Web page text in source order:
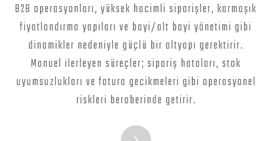
B2B operasyonları, yüksek hacimli siparişler, karmaşık
fiyatlandırma yapıları ve bayi/alt bayi yönetimi gibi
dinamikler nedeniyle güçlü bir altyapı gerektirir.
Manuel ilerleyen süreçler; sipariş hataları, stok
uyumsuzlukları ve fatura gecikmeleri gibi operasyonel
riskleri beraberinde getirir.